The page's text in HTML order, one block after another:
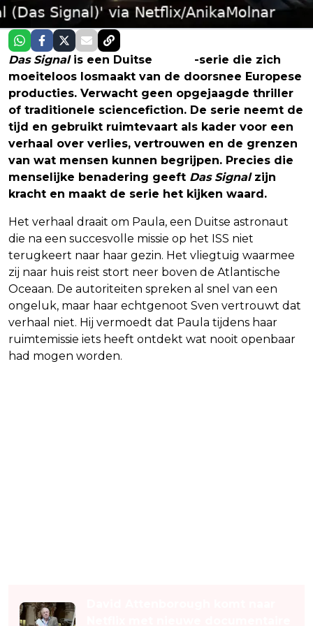
Das Signalis een Duitse
-serie die zich
moeiteloos losmaakt van de doorsnee Europese
producties. Verwacht geen opgejaagde thriller
of traditionele sciencefiction. De serie neemt de
tijd en gebruikt ruimtevaart als kader voor een
verhaal over verlies, vertrouwen en de grenzen
van wat mensen kunnen begrijpen. Precies die
menselijke benadering geeft Das Signalzijn
kracht en maakt de serie het kijken waard.
Het verhaal draait om Paula, een Duitse astronaut
die na een succesvolle missie op het ISS niet
terugkeert naar haar gezin. Het vliegtuig waarmee
zij naar huis reist stort neer boven de Atlantische
Oceaan. De autoriteiten spreken al snel van een
ongeluk, maar haar echtgenoot Sven vertrouwt dat
verhaal niet. Hij vermoedt dat Paula tijdens haar
ruimtemissie iets heeft ontdekt wat nooit openbaar
had mogen worden.